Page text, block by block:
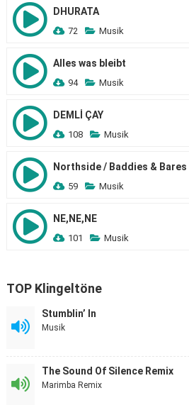
DHURATA
72 Musik
Alles was bleibt
94 Musik
DEMLİ ÇAY
108 Musik
Northside / Baddies & Bares
59 Musik
NE,NE,NE
101 Musik
TOP Klingeltöne
Stumblin’ In
Musik
The Sound Of Silence Remix
Marimba Remix